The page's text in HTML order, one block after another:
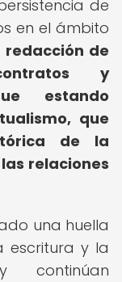
de
en el ámbito
redacción de
y
estando
que
de la
relaciones
una huella
escritura y la
continúan